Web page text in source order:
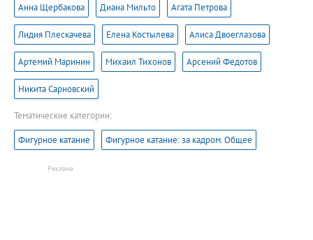
Анна Щербакова Диана Мильто Агата Петрова
Лидия Плескачева Елена Костылева Алиса Двоеглазова
Артемий Маринин Михаил Тихонов Арсений Федотов
Никита Сарновский
Тематические категории:
Фигурное катание Фигурное катание: за кадром. Общее